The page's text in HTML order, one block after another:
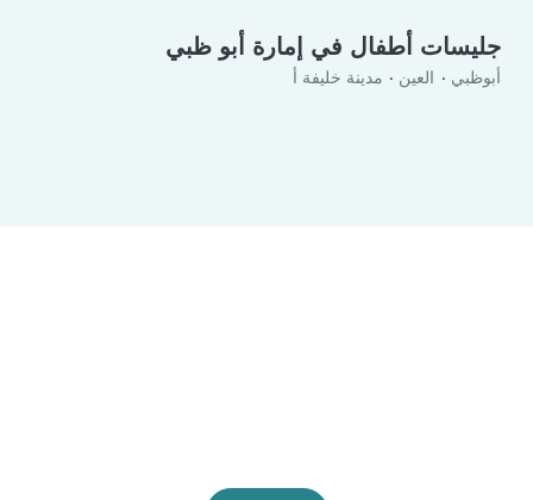
جليسات أطفال في إمارة أبو ظبي
أبوظبي العين مدينة خليفة أ